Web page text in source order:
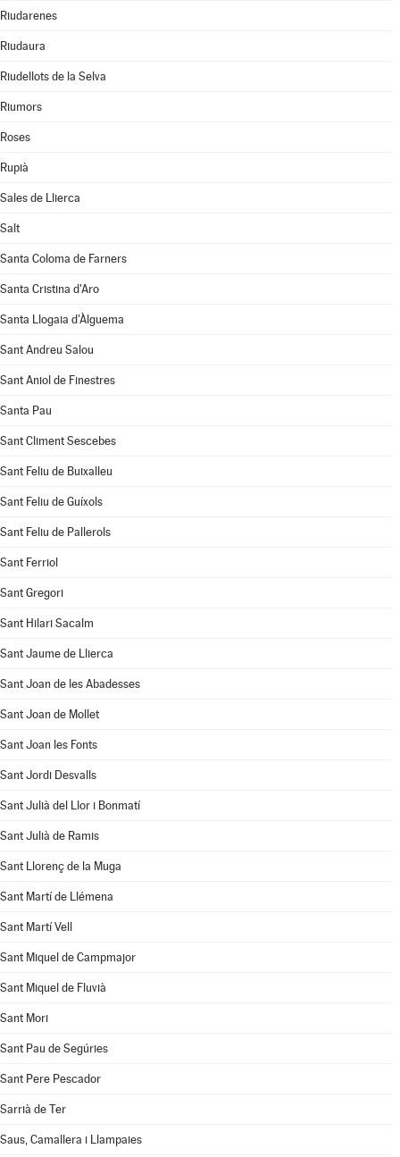
Riudarenes
Riudaura
Riudellots de la Selva
Riumors
Roses
Rupià
Sales de Llierca
Salt
Santa Coloma de Farners
Santa Cristina d'Aro
Santa Llogaia d'Àlguema
Sant Andreu Salou
Sant Aniol de Finestres
Santa Pau
Sant Climent Sescebes
Sant Feliu de Buixalleu
Sant Feliu de Guíxols
Sant Feliu de Pallerols
Sant Ferriol
Sant Gregori
Sant Hilari Sacalm
Sant Jaume de Llierca
Sant Joan de les Abadesses
Sant Joan de Mollet
Sant Joan les Fonts
Sant Jordi Desvalls
Sant Julià del Llor i Bonmatí
Sant Julià de Ramis
Sant Llorenç de la Muga
Sant Martí de Llémena
Sant Martí Vell
Sant Miquel de Campmajor
Sant Miquel de Fluvià
Sant Mori
Sant Pau de Segúries
Sant Pere Pescador
Sarrià de Ter
Saus, Camallera i Llampaies